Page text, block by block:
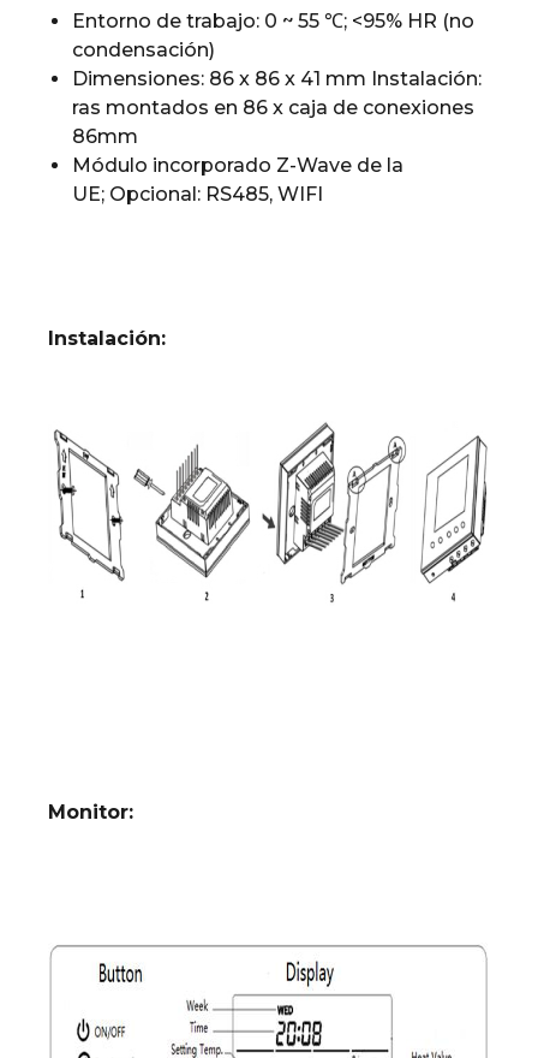
Entorno de trabajo: 0 ~ 55 ℃; <95% HR (no
condensación)
Dimensiones: 86 x 86 x 41 mm Instalación:
ras montados en 86 x caja de conexiones
86mm
Módulo incorporado Z-Wave de la
UE; Opcional: RS485, WIFI
Instalación:
Monitor: